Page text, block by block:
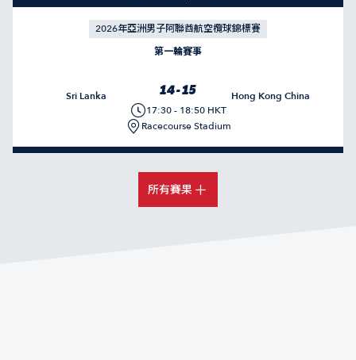
2026年亞洲男子阿聯酋航空欖球錦標賽
第一輪賽事
Sri Lanka 14 - 15
Hong Kong China
17:30 - 18:50 HKT
Racecourse Stadium
所有賽果